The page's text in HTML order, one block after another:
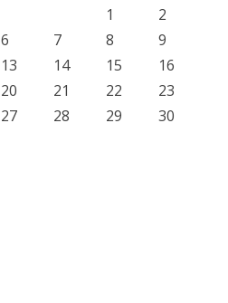
1
2
6 7 8
9
13 14 15
16
20 21 22
23
27 28 29
30